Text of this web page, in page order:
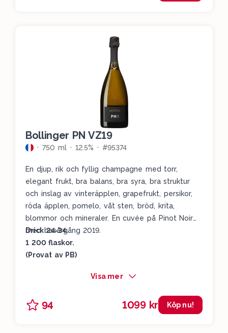
Bollinger PN VZ19
750 ml 12.5% #95374
En djup, rik och fyllig champagne med torr,
elegant frukt, bra balans, bra syra, bra struktur
och inslag av vinteräpplen, grapefrukt, persikor,
röda äpplen, pomelo, våt sten, bröd, krita,
blommor och mineraler. En cuvée på Pinot Noir
med basårgång 2019.
Drick 24-34.
1 200 flaskor.
(Provat av PB)
Visa mer
94 1099 kr Köp nu!